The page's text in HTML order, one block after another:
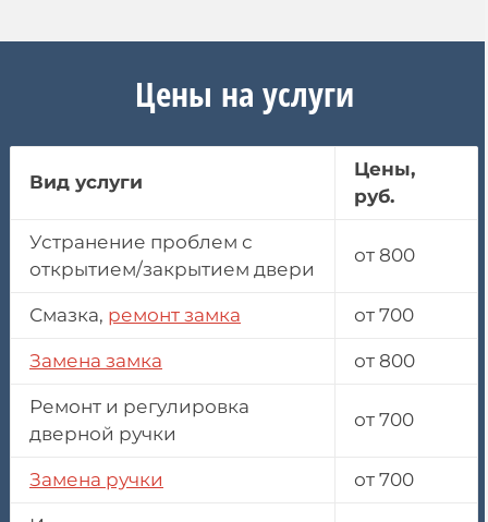
Цены на услуги
Вид услуги
Цены,
руб.
Устранение проблем с
открытием/закрытием двери
от 800
Смазка, ремонт замка от 700
Замена замка от 800
Ремонт и регулировка
дверной ручки
от 700
Замена ручки от 700